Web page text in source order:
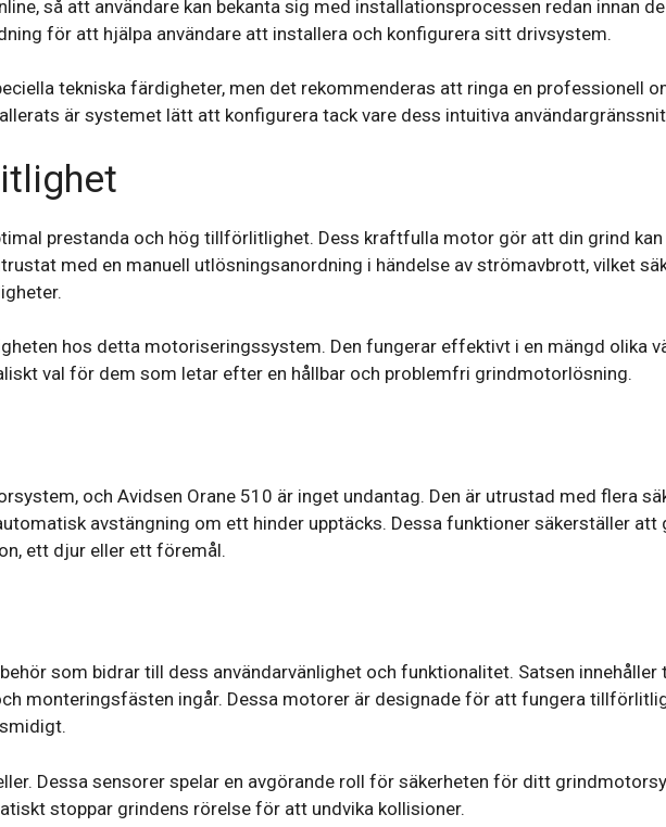
så att användare kan bekanta sig med installationsprocessen redan innan
för att hjälpa användare att installera och konfigurera sitt drivsystem.
tekniska färdigheter, men det rekommenderas att ringa en professionell
är systemet lätt att konfigurera tack vare dess intuitiva
prestanda och hög tillförlitlighet. Dess kraftfulla motor gör att din grind
med en manuell utlösningsanordning i händelse av strömavbrott, vilket
hos detta motoriseringssystem. Den fungerar effektivt i en mängd olika
val för dem som letar efter en hållbar och problemfri grindmotorlösning.
och Avidsen Orane 510 är inget undantag. Den är utrustad med flera
avstängning om ett hinder upptäcks. Dessa funktioner säkerställer att
ett djur eller ett föremål.
som bidrar till dess användarvänlighet och funktionalitet. Satsen innehåller
monteringsfästen ingår. Dessa motorer är designade för att fungera
Dessa sensorer spelar en avgörande roll för säkerheten för ditt
stoppar grindens rörelse för att undvika kollisioner.